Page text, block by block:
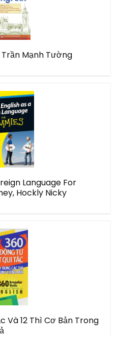
Trần Mạnh Tường
Language For
Hockly Nicky
Và 12 Thì Cơ Bản Trong